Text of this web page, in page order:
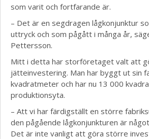
som varit och fortfarande är.
– Det är en segdragen lågkonjunktur
uttryck och som pågått i många år,
Pettersson.
Mitt i detta har storföretaget valt att
jätteinvestering. Man har byggt ut sin
kvadratmeter och har nu 13 000
produktionsyta.
– Att vi har färdigställt en större
den pågående lågkonjunkturen är
Det är inte vanligt att göra större